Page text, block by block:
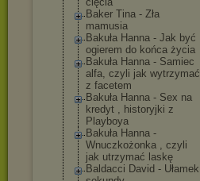
Baker Tina - Zła
mamusia
Bakuła Hanna - Jak być
ogierem do końca życia
Bakuła Hanna - Samiec
alfa, czyli jak wytrzymać
z facetem
Bakuła Hanna - Sex na
kredyt , historyjki z
Playboya
Bakuła Hanna -
Wnuczkożonka , czyli
jak utrzymać laskę
Baldacci David - Ułamek